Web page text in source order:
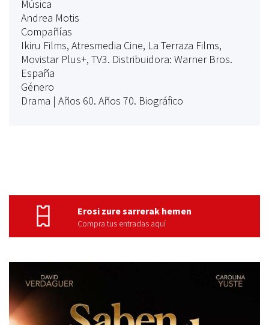
Música
Andrea Motis
Compañías
Ikiru Films, Atresmedia Cine, La Terraza Films,
Movistar Plus+, TV3. Distribuidora: Warner Bros.
España
Género
Drama | Años 60. Años 70. Biográfico
Erosi zure sarrerak hemen
Compra tus entradas aquí